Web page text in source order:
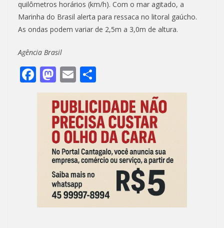
quilômetros horários (km/h). Com o mar agitado, a
Marinha do Brasil alerta para ressaca no litoral gaúcho.
As ondas podem variar de 2,5m a 3,0m de altura.
Agência Brasil
F
ac
M
as
to
d
o
n
E
m
ai
l
h
ar
e